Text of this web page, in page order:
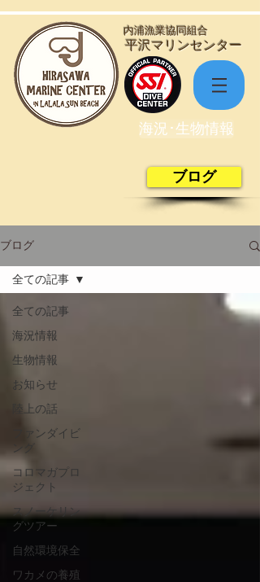
​平沢マリンセンター
​内浦漁業協同組合
海況･生物情報
ブログ
ブログ
全ての記事
海況情報
生物情報
お知らせ
陸上の話
ファンダイビ
ング
コロマガプロ
ジェクト
スノーケリン
グツアー
自然環境保全
ワカメの養殖
全ての記事